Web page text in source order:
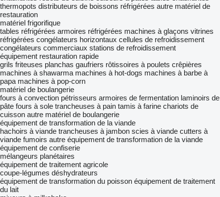
thermopots distributeurs de boissons réfrigérées autre matériel de
restauration
matériel frigorifique
tables réfrigérées armoires réfrigérées machines à glaçons vitrines
réfrigérées congélateurs horizontaux cellules de refroidissement
congélateurs commerciaux stations de refroidissement
équipement restauration rapide
grils friteuses planchas gaufriers rôtissoires à poulets crêpières
machines à shawarma machines à hot-dogs machines à barbe à
papa machines à pop-corn
matériel de boulangerie
fours à convection pétrisseurs armoires de fermentation laminoirs de
pâte fours à sole trancheuses à pain tamis à farine chariots de
cuisson autre matériel de boulangerie
équipement de transformation de la viande
hachoirs à viande trancheuses à jambon scies à viande cutters à
viande fumoirs autre équipement de transformation de la viande
équipement de confiserie
mélangeurs planétaires
équipement de traitement agricole
coupe-légumes déshydrateurs
équipement de transformation du poisson équipement de traitement
du lait